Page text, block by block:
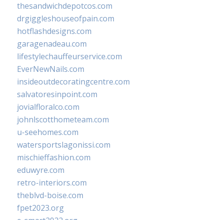
thesandwichdepotcos.com
drgiggleshouseofpain.com
hotflashdesigns.com
garagenadeau.com
lifestylechauffeurservice.com
EverNewNails.com
insideoutdecoratingcentre.com
salvatoresinpoint.com
jovialfloralco.com
johnlscotthometeam.com
u-seehomes.com
watersportslagonissi.com
mischieffashion.com
eduwyre.com
retro-interiors.com
theblvd-boise.com
fpet2023.org